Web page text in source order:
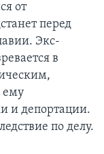
от
перед
Экс-
в
ему
и депортации.
по делу.